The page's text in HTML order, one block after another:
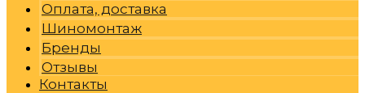
Оплата, доставка
Шиномонтаж
Бренды
Отзывы
Контакты